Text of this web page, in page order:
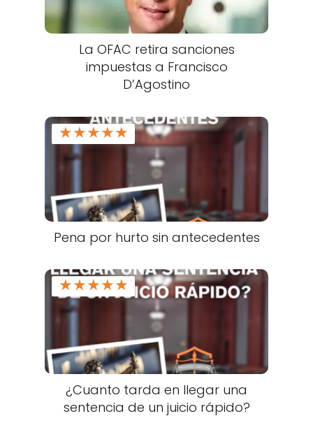
La OFAC retira sanciones
impuestas a Francisco
D’Agostino
★★★★★
Pena por hurto sin antecedentes
★★★★★
¿Cuanto tarda en llegar una
sentencia de un juicio rápido?